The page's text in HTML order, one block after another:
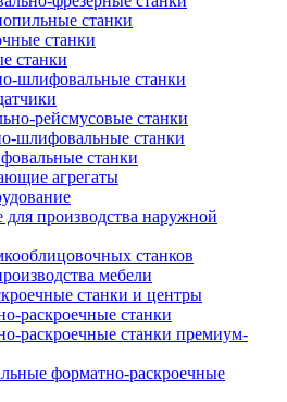
станки
станки
станки
шлифовальные станки
рейсмусовые станки
шлифовальные станки
станки
агрегаты
для производства наружной
станков
мебели
станки и центры
раскроечные станки
раскроечные станки премиум-
форматно-раскроечные